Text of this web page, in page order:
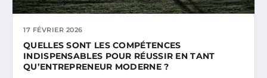
17 FÉVRIER 2026
QUELLES SONT LES COMPÉTENCES
INDISPENSABLES POUR RÉUSSIR EN TANT
QU’ENTREPRENEUR MODERNE ?